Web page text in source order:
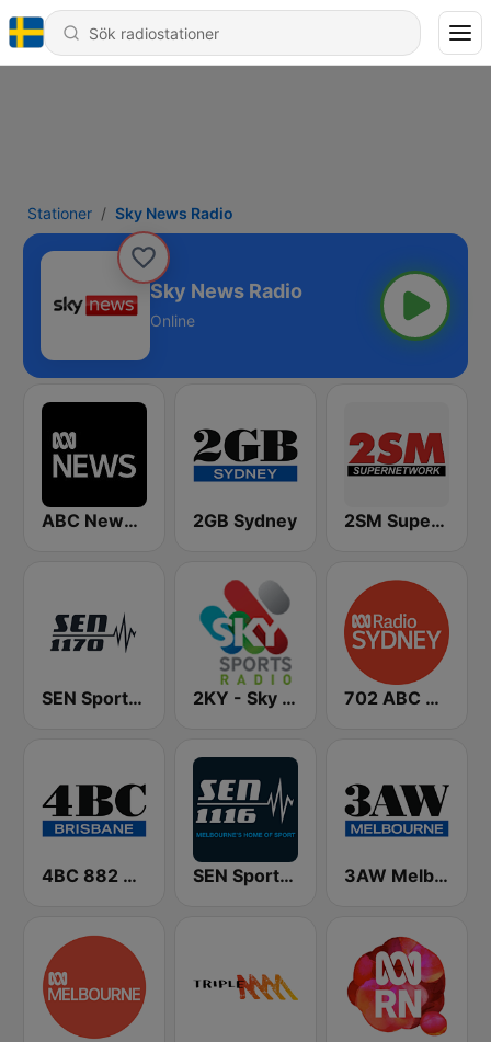
Stationer Sky News Radio
Sky News Radio
Online
ABC News Radio 2GB Sydney 2SM Super Radio
SEN Sports 1170 Sydney 2KY - Sky Sports Radio 702 ABC Sydney
4BC 882 Brisbane SEN Sports 1116 AM 3AW Melbourne